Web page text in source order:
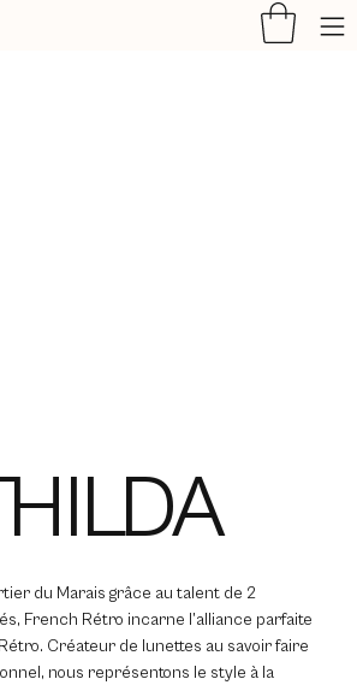
du Marais grâce au talent de 2
French Rétro incarne l’alliance parfaite
Créateur de lunettes au savoir faire
nous représentons le style à la